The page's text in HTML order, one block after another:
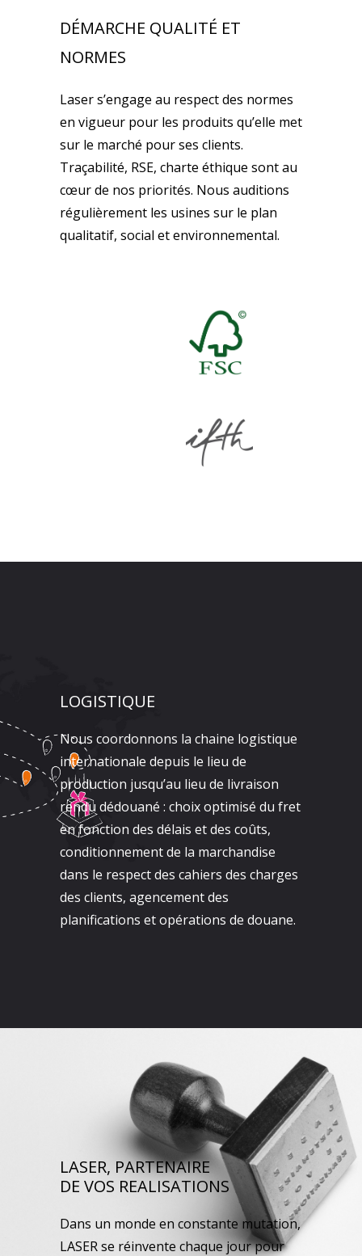
DÉMARCHE QUALITÉ ET
NORMES
Laser s’engage au respect des normes
en vigueur pour les produits qu’elle met
sur le marché pour ses clients.
Traçabilité, RSE, charte éthique sont au
cœur de nos priorités. Nous auditions
régulièrement les usines sur le plan
qualitatif, social et environnemental.
LOGISTIQUE
Nous coordonnons la chaine logistique
internationale depuis le lieu de
production jusqu’au lieu de livraison
rendu dédouané : choix optimisé du fret
en fonction des délais et des coûts,
conditionnement de la marchandise
dans le respect des cahiers des charges
des clients, agencement des
planifications et opérations de douane.
LASER, PARTENAIRE
DE VOS REALISATIONS
Dans un monde en constante mutation,
LASER se réinvente chaque jour pour